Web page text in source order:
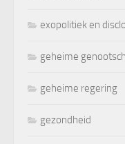
exopolitiek en
geheime
geheime regering
gezondheid